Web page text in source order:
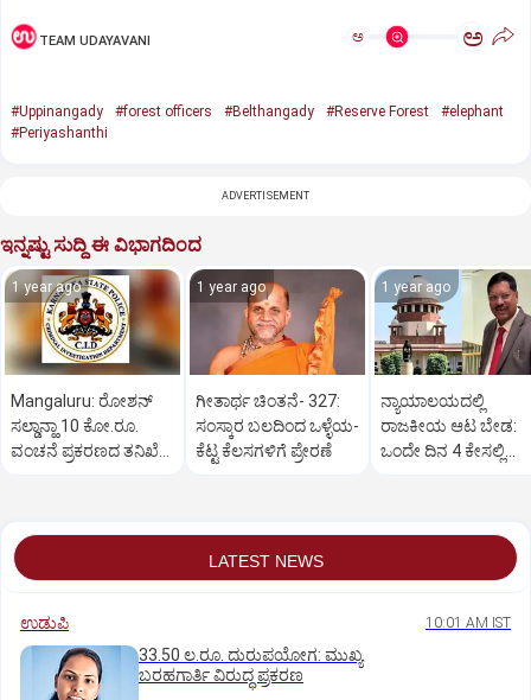
TEAM UDAYAVANI ಅ ಅ
#Uppinangady #forest officers #Belthangady #Reserve Forest
#elephant
#Periyashanthi
ADVERTISEMENT
ಇನ್ನಷ್ಟು ಸುದ್ದಿ ಈ ವಿಭಾಗದಿಂದ
1 year ago
Mangaluru: ರೋಶನ್‌
ಸಲ್ಡಾನ್ಹಾ 10 ಕೋ.ರೂ.
ವಂಚನೆ ಪ್ರಕರಣದ ತನಿಖೆ
1 year ago
ಗೀತಾರ್ಥ ಚಿಂತನೆ- 327:
ಸಂಸ್ಕಾರ ಬಲದಿಂದ ಒಳ್ಳೆಯ-
ಕೆಟ್ಟ ಕೆಲಸಗಳಿಗೆ ಪ್ರೇರಣೆ
1 year ago
ನ್ಯಾಯಾಲಯದಲ್ಲಿ
ರಾಜಕೀಯ ಆಟ ಬೇಡ:
ಒಂದೇ ದಿನ 4 ಕೇಸಲ್ಲಿ
LATEST NEWS
ಉಡುಪಿ 10:01 AM IST
33.50 ಲ.ರೂ. ದುರುಪಯೋಗ: ಮುಖ್ಯ
ಬರಹಗಾರ್ತಿ ವಿರುದ್ಧ ಪ್ರಕರಣ